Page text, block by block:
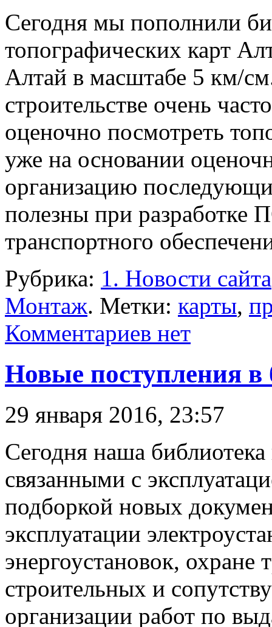
Сегодня мы пополнили
топографических карт
Алтай в масштабе 5 км/
строительстве очень
оценочно посмотреть
уже на основании
организацию
полезны при
транспортного
Рубрика: 1. Новости сайта
Монтаж. Метки: карты,
Комментариев нет
Новые поступления в
29 января 2016, 23:57
Сегодня наша
связанными с
подборкой новых
эксплуатации
энергоустановок,
строительных и
организации работ по